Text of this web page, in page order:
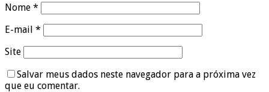
Nome *
E-mail *
Site
Salvar meus dados neste navegador para a próxima vez
que eu comentar.